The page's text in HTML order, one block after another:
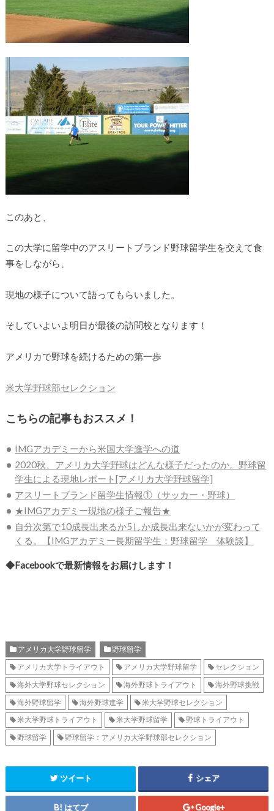
このあと、
この大学に留学中のアスリートブランド野球留学生を交えて食
事をしながら、
現地の様子について語ってもらいました。
そしていよいよ明日が最後の訪問校となります！
アメリカで野球を続けるための第一歩
米大学野球部セレクション
こちらの記事もおススメ！
IMGアカデミーから米国大学進学への道
2020秋、アメリカ大学野球はどんな様子だったのか。野球留
学生による現地レポート[アメリカ大学野球留学]
アスリートブランド留学生情報①（サッカー・野球）
★IMGアカデミー現地の様子ご報告★
自分次第で10成長出来るか5しか成長出来ないかが変わって
くる。【IMGアカデミー長期留学生：野球留学 体験談】
◆Facebookで最新情報をお届けします！
アメリカ大学野球留学
野球留学
アメリカ大学トライアウト
アメリカ大学野球留学
セレクション
海外大学野球セレクション
海外野球トライアウト
海外野球挑戦
海外野球留学
海外野球進学
米大学野球セレクション
米大学野球トライアウト
米大学野球留学
野球トライアウト
野球留学
野球留学：アメリカ大学野球部セレクション
ツイート シェア
はてブ Google+